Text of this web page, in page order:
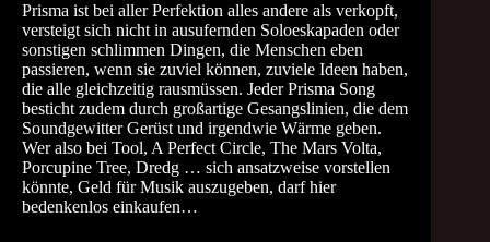
Prisma ist bei aller Perfektion alles andere als verkopft,
versteigt sich nicht in ausufernden Soloeskapaden oder
sonstigen schlimmen Dingen, die Menschen eben
passieren, wenn sie zuviel können, zuviele Ideen haben,
die alle gleichzeitig rausmüssen. Jeder Prisma Song
besticht zudem durch großartige Gesangslinien, die dem
Soundgewitter Gerüst und irgendwie Wärme geben.
Wer also bei Tool, A Perfect Circle, The Mars Volta,
Porcupine Tree, Dredg … sich ansatzweise vorstellen
könnte, Geld für Musik auszugeben, darf hier
bedenkenlos einkaufen…